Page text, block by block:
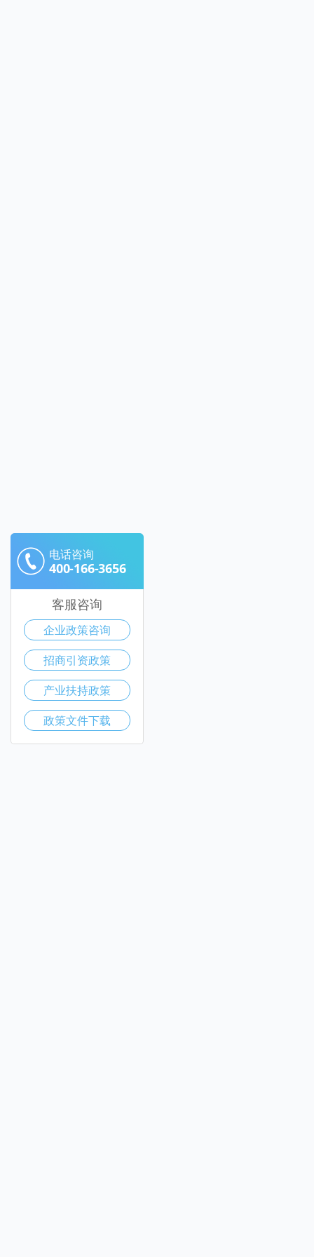
电话咨询
400-166-3656
客服咨询
企业政策咨询
招商引资政策
产业扶持政策
政策文件下载